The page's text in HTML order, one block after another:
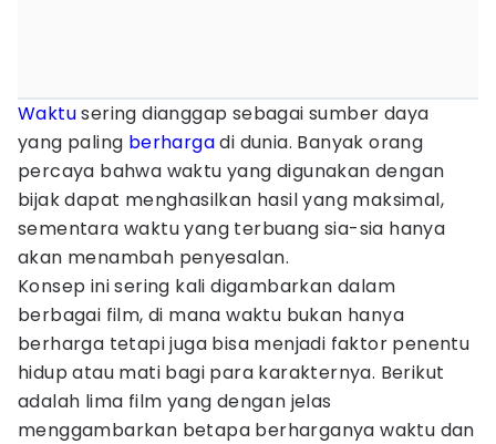
Waktusering dianggap sebagai sumber daya
yang paling berhargadi dunia. Banyak orang
percaya bahwa waktu yang digunakan dengan
bijak dapat menghasilkan hasil yang maksimal,
sementara waktu yang terbuang sia-sia hanya
akan menambah penyesalan.
Konsep ini sering kali digambarkan dalam
berbagai film, di mana waktu bukan hanya
berharga tetapi juga bisa menjadi faktor penentu
hidup atau mati bagi para karakternya. Berikut
adalah lima film yang dengan jelas
menggambarkan betapa berharganya waktu dan